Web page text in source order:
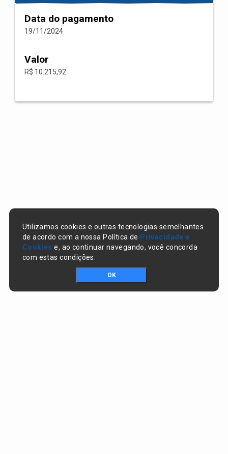
Data do pagamento
19/11/2024
Valor
R$ 10.215,92
Utilizamos cookies e outras tecnologias semelhantes
de acordo com a nossa Política de Privacidade e
Cookies e, ao continuar navegando, você concorda
com estas condições.
OK